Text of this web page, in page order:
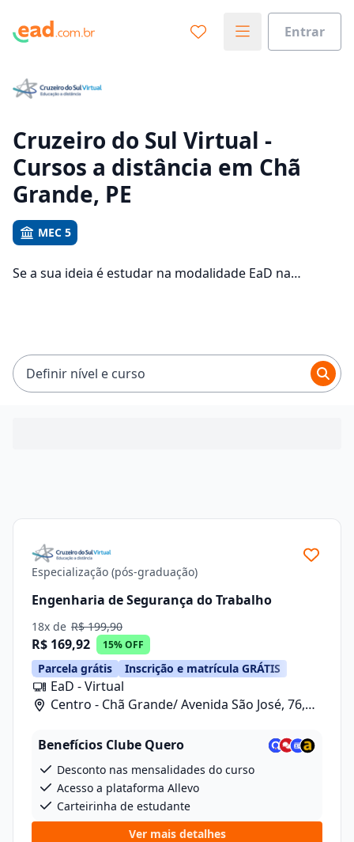
Entrar
Vamos te guiar no caminho ideal para seus estudos
Cruzeiro do Sul Virtual -
Cursos a distância em Chã
Grande, PE
MEC 5
Se a sua ideia é estudar na modalidade EaD na
R$ 246,41.
Definir nível e curso
Especialização (pós-graduação)
Engenharia de Segurança do Trabalho
18x de R$ 199,90
R$ 169,92 15% OFF
Parcela grátis Inscrição e matrícula GRÁTIS
EaD - Virtual
Centro - Chã Grande/ Avenida São José, 76,
Benefícios Clube Quero
Desconto nas mensalidades do curso
Acesso a plataforma Allevo
Carteirinha de estudante
Ver mais detalhes